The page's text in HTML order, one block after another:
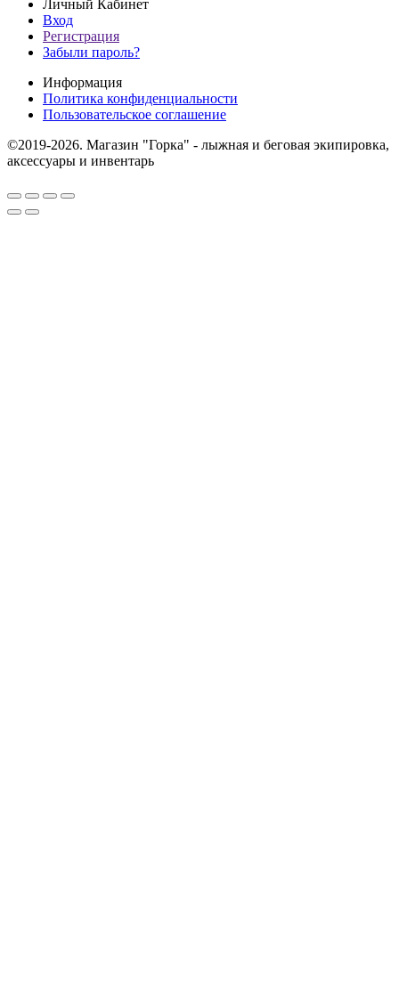
Личный Кабинет
Вход
Регистрация
Забыли пароль?
Информация
Политика конфиденциальности
Пользовательское соглашение
©2019-2026. Магазин "Горка" - лыжная и беговая экипировка,
аксессуары и инвентарь